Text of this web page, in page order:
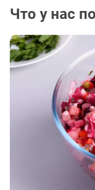
Что у нас